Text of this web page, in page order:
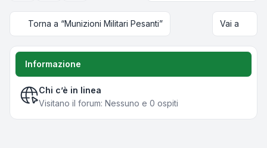
Torna a “Munizioni Militari Pesanti” Vai a
Informazione
Chi c’è in linea
Visitano il forum: Nessuno e 0 ospiti